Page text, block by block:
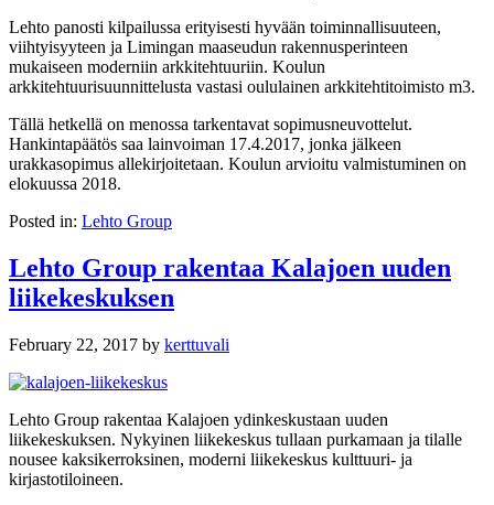
Lehto panosti kilpailussa erityisesti hyvään toiminnallisuuteen,
viihtyisyyteen ja Limingan maaseudun rakennusperinteen
mukaiseen moderniin arkkitehtuuriin. Koulun
arkkitehtuurisuunnittelusta vastasi oululainen arkkitehtitoimisto m3.
Tällä hetkellä on menossa tarkentavat sopimusneuvottelut.
Hankintapäätös saa lainvoiman 17.4.2017, jonka jälkeen
urakkasopimus allekirjoitetaan. Koulun arvioitu valmistuminen on
elokuussa 2018.
Posted in: Lehto Group
Lehto Group rakentaa Kalajoen uuden
liikekeskuksen
February 22, 2017 by kerttuvali
Lehto Group rakentaa Kalajoen ydinkeskustaan uuden
liikekeskuksen. Nykyinen liikekeskus tullaan purkamaan ja tilalle
nousee kaksikerroksinen, moderni liikekeskus kulttuuri- ja
kirjastotiloineen.